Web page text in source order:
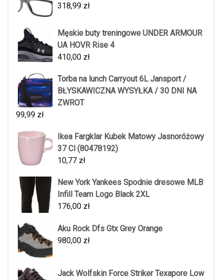
318,99 zł
Męskie buty treningowe UNDER ARMOUR
UA HOVR Rise 4
410,00 zł
Torba na lunch Carryout 6L Jansport /
BŁYSKAWICZNA WYSYŁKA / 30 DNI NA
ZWROT
99,99 zł
Ikea Fargklar Kubek Matowy Jasnoróżowy
37 Cl (80478192)
10,77 zł
New York Yankees Spodnie dresowe MLB
Infill Team Logo Black 2XL
176,00 zł
Aku Rock Dfs Gtx Grey Orange
980,00 zł
Jack Wolfskin Force Striker Texapore Low